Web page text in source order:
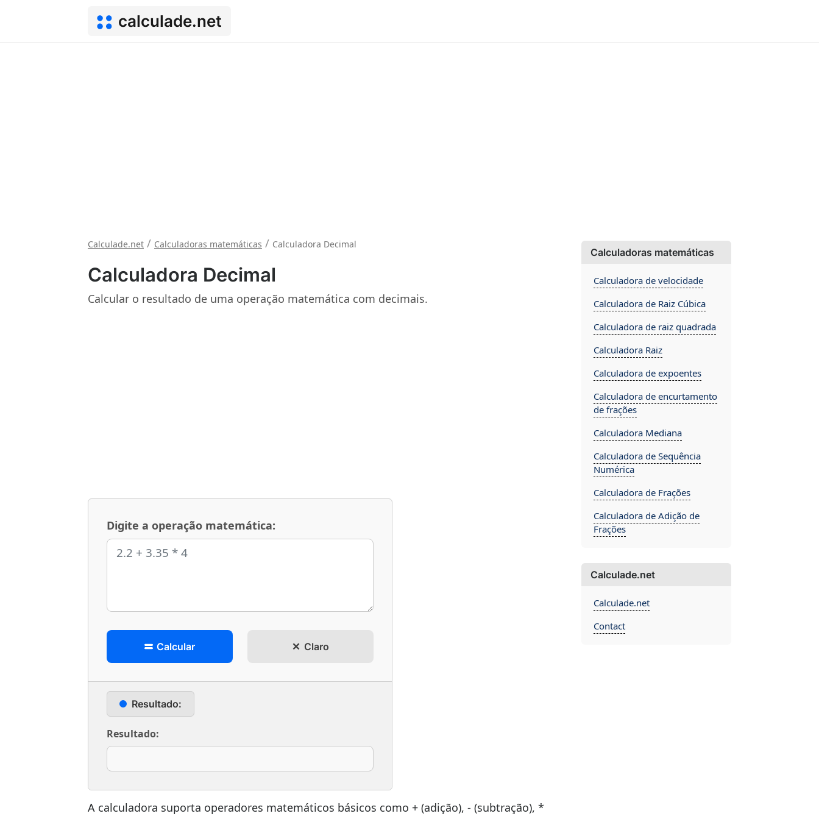
calculade.net
Calculade.net / Calculadoras matemáticas / Calculadora Decimal
Calculadora Decimal
Calcular o resultado de uma operação matemática com decimais.
Digite a operação matemática:
Calcular Claro
Resultado:
Resultado:
A calculadora suporta operadores matemáticos básicos como + (adição), - (subtração), *
Calculadoras matemáticas
Calculadora de velocidade
Calculadora de Raiz Cúbica
Calculadora de raiz quadrada
Calculadora Raiz
Calculadora de expoentes
Calculadora de encurtamento
de frações
Calculadora Mediana
Calculadora de Sequência
Numérica
Calculadora de Frações
Calculadora de Adição de
Frações
Calculade.net
Calculade.net
Contact